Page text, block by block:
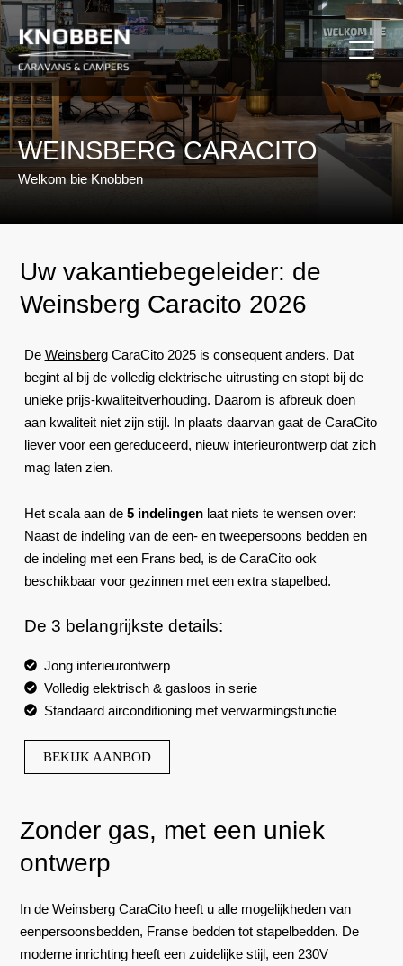
Ga
naar
de
inhoud
WEINSBERG CARACITO
Welkom bie Knobben
Uw vakantiebegeleider: de
Weinsberg Caracito 2026
De WeinsbergCaraCito 2025 is consequent anders. Dat
begint al bij de volledig elektrische uitrusting en stopt bij de
unieke prijs‐kwaliteitverhouding. Daarom is afbreuk doen
aan kwaliteit niet zijn stijl. In plaats daarvan gaat de CaraCito
liever voor een gereduceerd, nieuw interieurontwerp dat zich
mag laten zien.
Het scala aan de 5 indelingenlaat niets te wensen over:
Naast de indeling van de een‐ en tweepersoons bedden en
de indeling met een Frans bed, is de CaraCito ook
beschikbaar voor gezinnen met een extra stapelbed.
De 3 belangrijkste details:
Jong interieurontwerp
Volledig elektrisch & gasloos in serie
Standaard airconditioning met verwarmingsfunctie
BEKIJK AANBOD
Zonder gas, met een uniek
ontwerp
In de Weinsberg CaraCito heeft u alle mogelijkheden van
eenpersoonsbedden, Franse bedden tot stapelbedden. De
moderne inrichting heeft een zuidelijke stijl, een 230V